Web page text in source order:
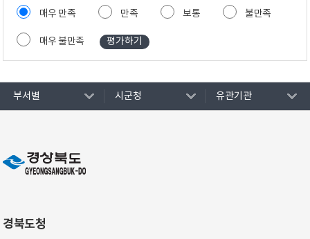
매우 만족 만족 보통 불만족
매우 불만족
부서별 시군청 유관기관
경북도청